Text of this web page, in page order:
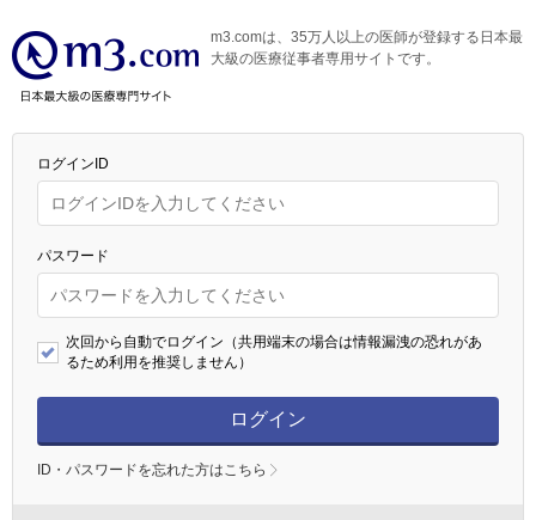
m3.comは、35万人以上の医師が登録する日本最
大級の医療従事者専用サイトです。
ログインID
パスワード
次回から自動でログイン（共用端末の場合は情報漏洩の恐れがあ
るため利用を推奨しません）
ログイン
ID・パスワードを忘れた方はこちら